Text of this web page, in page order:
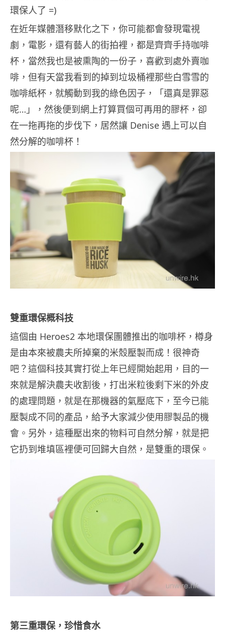
環保人了 =)
在近年媒體潛移默化之下，你可能都會發現電視
劇，電影，還有藝人的街拍裡，都是齊齊手持咖啡
杯，當然我也是被熏陶的一份子，喜歡到處外賣咖
啡，但有天當我看到的掉到垃圾桶裡那些白雪雪的
咖啡紙杯，就觸動到我的綠色因子，「還真是罪惡
呢…」，然後便到網上打算買個可再用的膠杯，卻
在一拖再拖的步伐下，居然讓 Denise 遇上可以自
然分解的咖啡杯！
雙重環保概科技
這個由 Heroes2 本地環保團體推出的咖啡杯，樽身
是由本來被農夫所掉棄的米殼壓製而成！很神奇
吧？這個科技其實打從上年已經開始起用，目的一
來就是解決農夫收割後，打出米粒後剩下米的外皮
的處理問題，就是在那機器的氣壓底下，至今已能
壓製成不同的產品，給予大家減少使用膠製品的機
會。另外，這種壓出來的物料可自然分解，就是把
它扔到堆填區裡便可回歸大自然，是雙重的環保。
第三重環保，珍惜食水